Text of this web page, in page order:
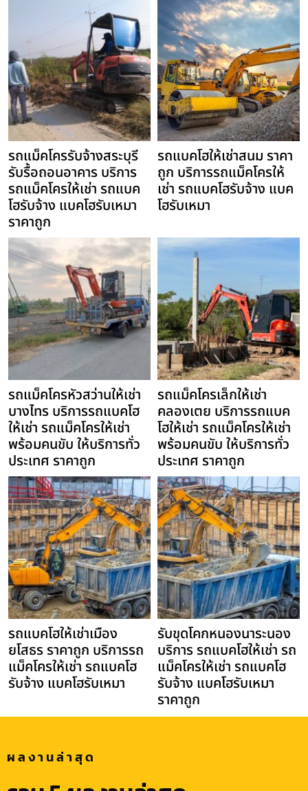
รถแม็คโครรับจ้างสระบุรี
รับรื้อถอนอาคาร บริการ
รถแม็คโครให้เช่า รถแบค
โฮรับจ้าง แบคโฮรับเหมา
ราคาถูก
รถแบคโฮให้เช่าสนม ราคา
ถูก บริการรถแม็คโครให้
เช่า รถแบคโฮรับจ้าง แบค
โฮรับเหมา
รถแม็คโครหัวสว่านให้เช่า
บางไทร บริการรถแบคโฮ
ให้เช่า รถแม็คโครให้เช่า
พร้อมคนขับ ให้บริการทั่ว
ประเทศ ราคาถูก
รถแม็คโครเล็กให้เช่า
คลองเตย บริการรถแบค
โฮให้เช่า รถแม็คโครให้เช่า
พร้อมคนขับ ให้บริการทั่ว
ประเทศ ราคาถูก
รถแบคโฮให้เช่าเมือง
ยโสธร ราคาถูก บริการรถ
แม็คโครให้เช่า รถแบคโฮ
รับจ้าง แบคโฮรับเหมา
รับขุดโคกหนองนาระนอง
บริการ รถแบคโฮให้เช่า รถ
แม็คโครให้เช่า รถแบคโฮ
รับจ้าง แบคโฮรับเหมา
ราคาถูก
ผลงานล่าสุด